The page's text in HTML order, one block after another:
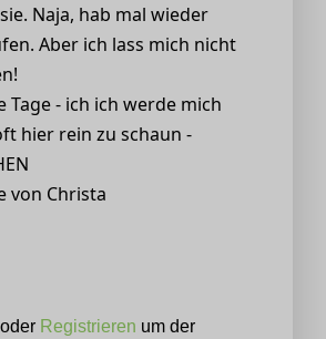
Naja, hab mal wieder
Aber ich lass mich nicht
Tage - ich ich werde mich
hier rein zu schaun -
von Christa
oder Registrieren um der